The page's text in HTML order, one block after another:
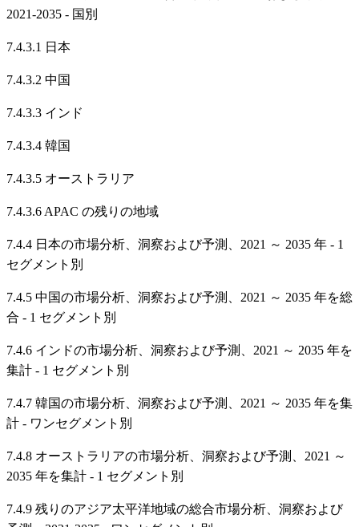
2021-2035 - 国別
7.4.3.1 日本
7.4.3.2 中国
7.4.3.3 インド
7.4.3.4 韓国
7.4.3.5 オーストラリア
7.4.3.6 APAC の残りの地域
7.4.4 日本の市場分析、洞察および予測、2021 ～ 2035 年 - 1
セグメント別
7.4.5 中国の市場分析、洞察および予測、2021 ～ 2035 年を総
合 - 1 セグメント別
7.4.6 インドの市場分析、洞察および予測、2021 ～ 2035 年を
集計 - 1 セグメント別
7.4.7 韓国の市場分析、洞察および予測、2021 ～ 2035 年を集
計 - ワンセグメント別
7.4.8 オーストラリアの市場分析、洞察および予測、2021 ～
2035 年を集計 - 1 セグメント別
7.4.9 残りのアジア太平洋地域の総合市場分析、洞察および